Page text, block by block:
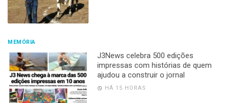
MEMÓRIA
J3News celebra 500 edições
impressas com histórias de quem
ajudou a construir o jornal
HÁ 15 HORAS